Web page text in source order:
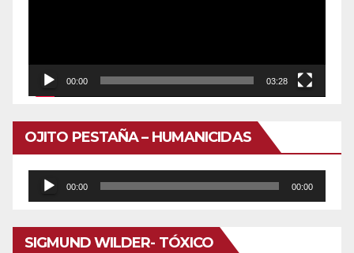
00:00 03:28
OJITO PESTAÑA – HUMANICIDAS
Reproductor
de
audio
00:00 00:00
SIGMUND WILDER- TÓXICO